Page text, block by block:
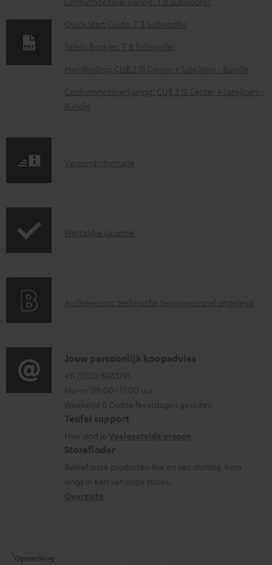
l
o
a
d
c
n
Quick Start Guide: T 8 Subwoofer
Safety Booklet: T 8 Subwoofer
Handleiding: CUB 2 15 Center + Satelliten - Bundle
Conformiteitsverklaring: CUB 2 15 Center + Satelliten -
Bundle
V
e
n
r
m
a
t
i
e
Verzendinformatie
G
n
e
i
n
f
o
r
m
a
Wettelijke garantie
A
i
o
g
l
o
s
s
a
Audiolexicon: technische begrippen snel uitgelegd
C
o
n
t
a
c
t
i
Jouw persoonlijk koopadvies
+31 (0)20 8083195
Ma–vr 09:00–17:00 uur.
Weekend & Duitse feestdagen gesloten
Teufel support
Hier vind je
Storefinder
Beleef onze producten live en van dichtbij. Kom
langs in een van onze stores.
1 Opmerking